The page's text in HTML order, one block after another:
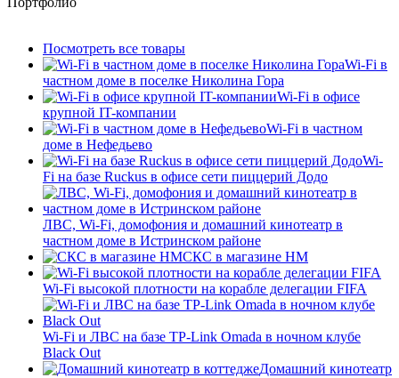
Посмотреть все товары
Wi-Fi в
частном доме в поселке Николина Гора
Wi-Fi в офисе
крупной IT-компании
Wi-Fi в частном
доме в Нефедьево
Wi-
Fi на базе Ruckus в офисе сети пиццерий Додо
ЛВС, Wi-Fi, домофония и домашний кинотеатр в
частном доме в Истринском районе
СКС в магазине HM
Wi-Fi высокой плотности на корабле делегации FIFA
Wi-Fi и ЛВС на базе TP-Link Omada в ночном клубе
Black Out
Домашний кинотеатр